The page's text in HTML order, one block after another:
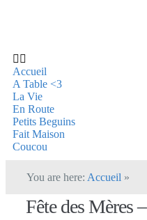
Accueil
A Table <3
La Vie
En Route
Petits Beguins
Fait Maison
Coucou
You are here: Accueil »
Fête des Mères –